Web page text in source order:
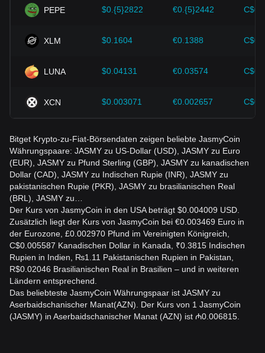
dieser Faktoren sollten sie außerdem zukünftige
Kursentwicklungen von JasmyCoin genau beobachten und
Marktbedingungen anpassen.
PEPE $0.{5}2822 €0.{5}2442
XLM $0.1604 €0.1388
LUNA $0.04131 €0.03574
XCN $0.003071 €0.002657
Bitget Krypto-zu-Fiat-Börsendaten zeigen beliebte JasmyCoin
Währungspaare: JASMY zu US-Dollar (USD), JASMY zu Euro
(EUR), JASMY zu Pfund Sterling (GBP), JASMY zu kanadischen
Dollar (CAD), JASMY zu Indischen Rupie (INR), JASMY zu
pakistanischen Rupie (PKR), JASMY zu brasilianischen Real
(BRL), JASMY zu…
Der Kurs von JasmyCoin in den USA beträgt $0.004009 USD.
Zusätzlich liegt der Kurs von JasmyCoin bei €0.003469 Euro in
der Eurozone, £0.002970 Pfund im Vereinigten Königreich,
C$0.005587 Kanadischen Dollar in Kanada, ₹0.3815 Indischen
Rupien in Indien, ₨1.11 Pakistanischen Rupien in Pakistan,
R$0.02046 Brasilianischen Real in Brasilien – und in weiteren
Ländern entsprechend.
Das beliebteste JasmyCoin Währungspaar ist JASMY zu
Aserbaidschanischer Manat(AZN). Der Kurs von 1 JasmyCoin
(JASMY) in Aserbaidschanischer Manat (AZN) ist ₼0.006815.